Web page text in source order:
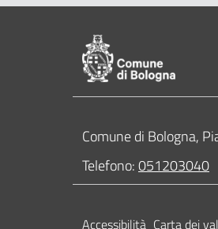
Pié di pagina di
Contatti
Comune di Bologna,
Telefono:051203040
Accessibilità Carta dei